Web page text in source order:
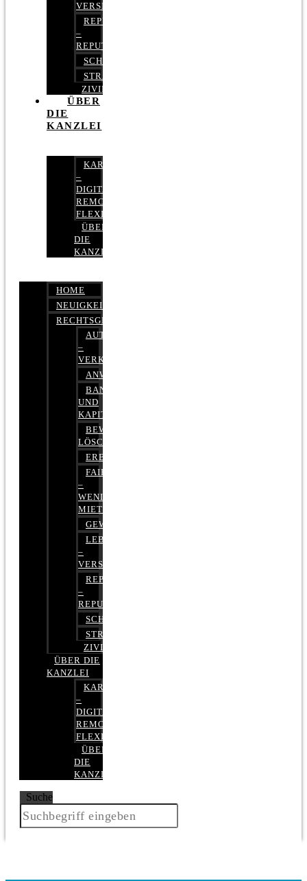
VERSICHERUNGSRECHT
REPUTATIONSRECHT
–
REPUTATIONSMANAGEMENT
SCHUFARECHT
STRAFRECHT
ZIVILRECHT
ÜBER
DIE
KANZLEI
KARRIERE
–
DIGITAL,
REMOTE,
FLEXIBEL
ÜBER
DIE
KANZLEI
HOME
NEUIGKEITEN
RECHTSGEBIETE
AUTOBETRUG
–
VERKEHRSRECHT
ANWALTSHAFTUNGSRECHT
BANK-
UND
KAPITALMARKTRECHT
BEWERTUNGEN
LÖSCHEN
ERBRECHT
FAIRMIETEN
–
WENIGER
MIETE
GEWERBERECHT
LEBENSVERSICHERUNG
–
VERSICHERUNGSRECHT
REPUTATIONSRECHT
–
REPUTATIONSMANAGEMENT
SCHUFARECHT
STRAFRECHT
ZIVILRECHT
ÜBER DIE
KANZLEI
KARRIERE
–
DIGITAL,
REMOTE,
FLEXIBEL
ÜBER
DIE
KANZLEI
Suche